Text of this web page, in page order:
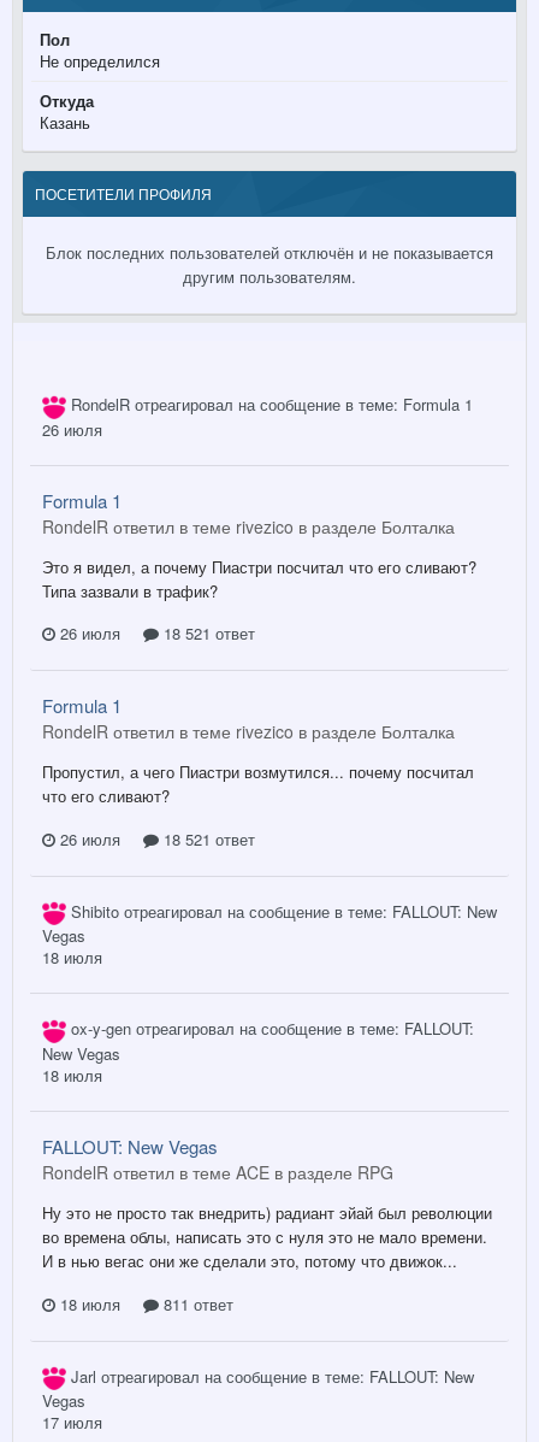
Пол
Не определился
Откуда
Казань
ПОСЕТИТЕЛИ ПРОФИЛЯ
Блок последних пользователей отключён и не показывается
другим пользователям.
RondelR отреагировал на сообщение в теме: Formula 1
26 июля
Formula 1
RondelR ответил в теме rivezico в разделе Болталка
Это я видел, а почему Пиастри посчитал что его сливают?
Типа зазвали в трафик?
26 июля
18 521 ответ
Formula 1
RondelR ответил в теме rivezico в разделе Болталка
Пропустил, а чего Пиастри возмутился... почему посчитал
что его сливают?
26 июля
18 521 ответ
Shibito отреагировал на сообщение в теме: FALLOUT: New
Vegas
18 июля
ox-y-gen отреагировал на сообщение в теме: FALLOUT:
New Vegas
18 июля
FALLOUT: New Vegas
RondelR ответил в теме ACE в разделе RPG
Ну это не просто так внедрить) радиант эйай был революции
во времена облы, написать это с нуля это не мало времени.
И в нью вегас они же сделали это, потому что движок...
18 июля
811 ответ
Jarl отреагировал на сообщение в теме: FALLOUT: New
Vegas
17 июля